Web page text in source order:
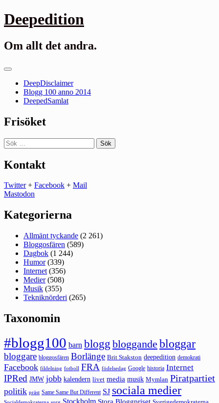
Gå
till
Deepedition
Om allt det andra.
Primär
DeepDisclaimer
Blogg 100 anno 2014
DeepedSamlat
Frisöket
Sök
efter:
Kontakt
Twitter+ Facebook + Mail
Mastodon
Kategorierna
Allmänt tyckande (2 261)
Bloggosfären (589)
Dagbok (1 244)
Humor(339)
Internet (356)
Medier(508)
Musik (355)
Tekniknörderi (265)
Taxonomin
#blogg100 barn blogg bloggande bloggar
bloggare bloggosfären Borlänge Brit Stakston deepedition demokrati
Facebook fildelning fotboll FRA födelsedag Google historia Internet
IPRed JMW jobb kalendern livet media musik Mymlan Piratpartiet
politik präst Same Same But Different SJ sociala medier
Stockholm Stora Bloggpriset